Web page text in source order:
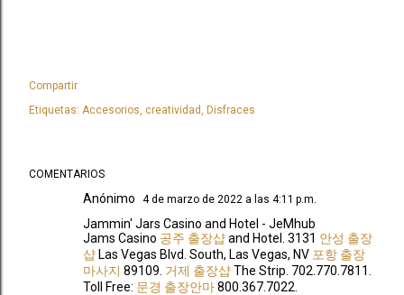
Compartir
Etiquetas: Accesorios creatividad Disfraces
COMENTARIOS
Anónimo 4 de marzo de 2022 a las 4:11 p.m.
Jammin' Jars Casino and Hotel - JeMhub
Jams Casino 공주 출장샵and Hotel. 3131 안성 출장
샵 Las Vegas Blvd. South, Las Vegas, NV 포항 출장
마사지 89109. 거제 출장샵The Strip. 702.770.7811.
Toll Free: 문경 출장안마800.367.7022.